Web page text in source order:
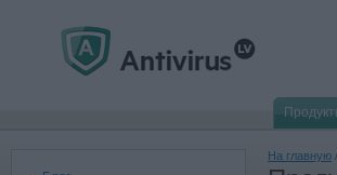
На главную /